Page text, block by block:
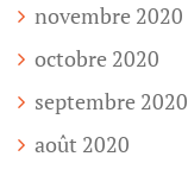
novembre 2020
octobre 2020
septembre 2020
août 2020